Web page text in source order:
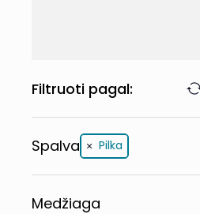
Filtruoti pagal:
Spalva Pilka
Medžiaga